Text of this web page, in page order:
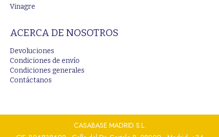
Vinagre
ACERCA DE NOSOTROS
Devoluciones
Condiciones de envío
Condiciones generales
Contáctanos
CASABASE MADRID S.L.